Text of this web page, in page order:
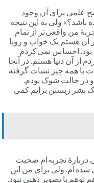
علمی برای آن وجود
باشد؟» ولی به این نتیجه
من واقعی تر از تمام
آن هستم یک خواب و رویا
بود. احساس نمی کردم
از آن دنیا هستم. در آنجا
با همه چیز نشات گرفته
و در حالت شوک بودم.
یک بشر زیستن برایم کمی
تجربه ام صحبت
شده ام. ولی برای من این
یا تصویر ذهنی نبود.